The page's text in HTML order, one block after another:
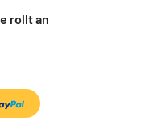
rollt an